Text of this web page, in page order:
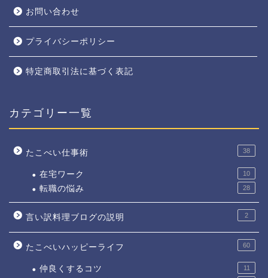
お問い合わせ
プライバシーポリシー
特定商取引法に基づく表記
カテゴリー一覧
たこべい仕事術 38
在宅ワーク 10
転職の悩み 28
言い訳料理ブログの説明 2
たこべいハッピーライフ 60
仲良くするコツ 11